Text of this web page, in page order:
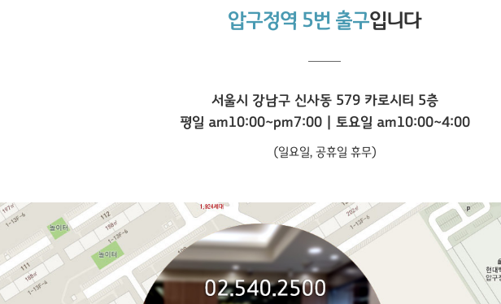
압구정역 5번 출구입니다
서울시 강남구 신사동 579 카로시티 5층
평일 am10:00~pm7:00 | 토요일 am10:00~4:00
(일요일, 공휴일 휴무)